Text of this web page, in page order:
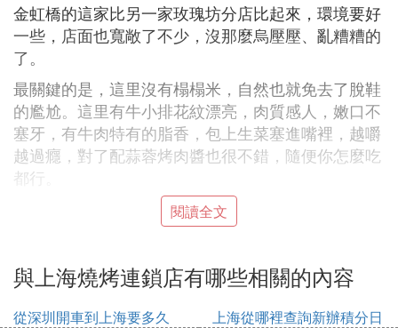
金虹橋的這家比另一家玫瑰坊分店比起來，環境要好
一些，店面也寬敞了不少，沒那麼烏壓壓、亂糟糟的
了。
最關鍵的是，這里沒有榻榻米，自然也就免去了脫鞋
的尷尬。這里有牛小排花紋漂亮，肉質感人，嫩口不
塞牙，有牛肉特有的脂香，包上生菜塞進嘴裡，越嚼
越過癮，對了配蒜蓉烤肉醬也很不錯，隨便你怎麼吃
都行。
營業時間：11:00-21:30
人均：169元
閱讀全文
與上海燒烤連鎖店有哪些相關的內容
從深圳開車到上海要多久
上海從哪裡查詢新辦積分日